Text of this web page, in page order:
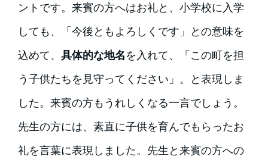
ントです。来賓の方へはお礼と、小学校に入学
しても、「今後ともよろしくです」との意味を
込めて、 具体的な地名を入れて、「この町を担
う子供たちを見守ってください」。と表現しま
した。来賓の方もうれしくなる一言でしょう。
先生の方には、素直に子供を育んでもらったお
礼を言葉に表現しました。先生と来賓の方への